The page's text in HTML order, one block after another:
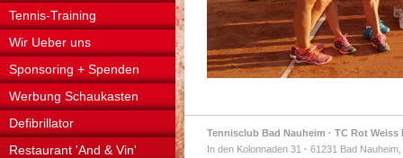
Tennis-Training
Wir Ueber uns
Sponsoring + Spenden
Werbung Schaukasten
Defibrillator
Restaurant 'And & Vin'
Tennisclub Bad Nauheim · TC Rot Weiss
In den Kolonnaden 31 · 61231 Bad